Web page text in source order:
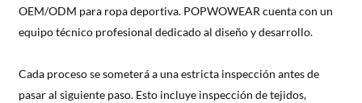
OEM/ODM para ropa deportiva. POPWOWEAR cuenta con un
equipo técnico profesional dedicado al diseño y desarrollo.
Cada proceso se someterá a una estricta inspección antes de
pasar al siguiente paso. Esto incluye inspección de tejidos,